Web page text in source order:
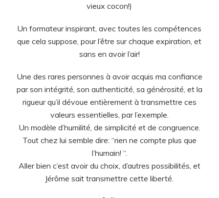
Aller bien c’est avoir du choix, d’autres possibilités, et
Jérôme sait transmettre cette liberté.
L.G.
Un formateur hors pair qui
délivre un enseignement pragmatique de qualité, le tout
à échelle humaine et dans la bonne humeur! On en
ressort forcément changé et grandi avec en notre
possession des outils concrets qui nous permettront de
nous tourner plus justement vers l’Autre.
Marina